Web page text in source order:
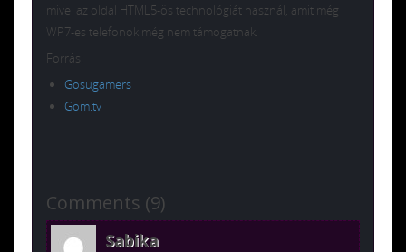
mivel az oldal HTML5-ös technológiát használ, amit még
WP7-es telefonok még nem támogatnak.
Forrás:
Gosugamers
Gom.tv
Comments (9)
Sabika